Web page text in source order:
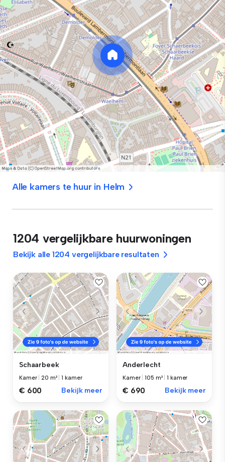
Alle kamers te huur in Helm
1204 vergelijkbare huurwoningen
Bekijk alle 1204 vergelijkbare resultaten
Schaarbeek
Kamer |20 m² |1 kamer
€ 600 Bekijk meer
Anderlecht
Kamer |105 m² |1 kamer
€ 690 Bekijk meer